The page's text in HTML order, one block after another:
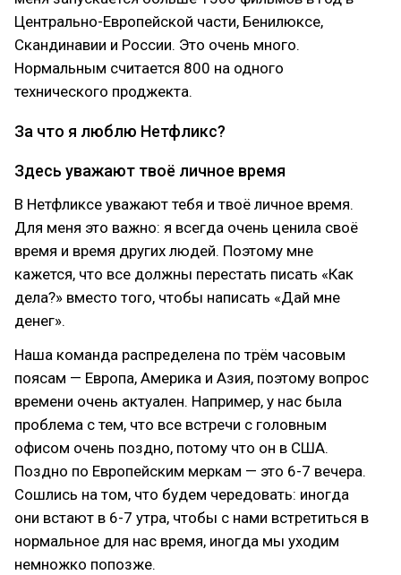
Центрально-Европейской части, Бенилюксе,
Скандинавии и России. Это очень много.
Нормальным считается 800 на одного
технического проджекта.
За что я люблю Нетфликс?
Здесь уважают твоё личное время
В Нетфликсе уважают тебя и твоё личное время.
Для меня это важно: я всегда очень ценила своё
время и время других людей. Поэтому мне
кажется, что все должны перестать писать «Как
дела?» вместо того, чтобы написать «Дай мне
денег».
Наша команда распределена по трём часовым
поясам — Европа, Америка и Азия, поэтому вопрос
времени очень актуален. Например, у нас была
проблема с тем, что все встречи с головным
офисом очень поздно, потому что он в США.
Поздно по Европейским меркам — это 6-7 вечера.
Сошлись на том, что будем чередовать: иногда
они встают в 6-7 утра, чтобы с нами встретиться в
нормальное для нас время, иногда мы уходим
немножко попозже.